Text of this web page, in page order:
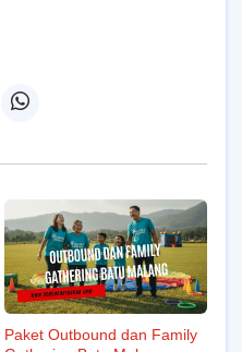
Paket Outbound dan Family